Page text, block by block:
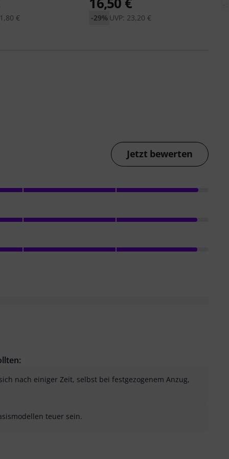
€ UVP: 23,20 €
-29%
Jetzt bewerten
nach einiger Zeit, selbst bei festgezogenem Anzug,
teuer sein.